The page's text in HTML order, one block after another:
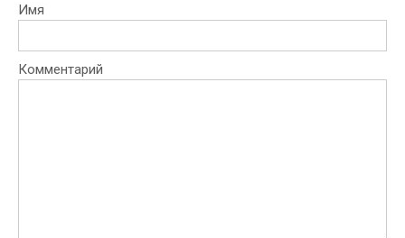
Имя
Комментарий